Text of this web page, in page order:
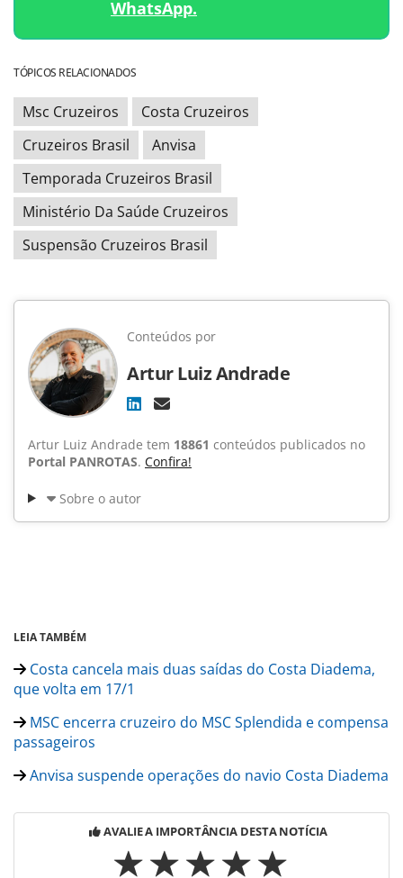
WhatsApp.
TÓPICOS RELACIONADOS
Msc Cruzeiros
Costa Cruzeiros
Cruzeiros Brasil
Anvisa
Temporada Cruzeiros Brasil
Ministério Da Saúde Cruzeiros
Suspensão Cruzeiros Brasil
Conteúdos por
Artur Luiz Andrade
Artur Luiz Andrade tem 18861 conteúdos publicados no
Portal PANROTAS. Confira!
Sobre o autor
LEIA TAMBÉM
Costa cancela mais duas saídas do Costa Diadema,
que volta em 17/1
MSC encerra cruzeiro do MSC Splendida e compensa
passageiros
Anvisa suspende operações do navio Costa Diadema
AVALIE A IMPORTÂNCIA DESTA NOTÍCIA